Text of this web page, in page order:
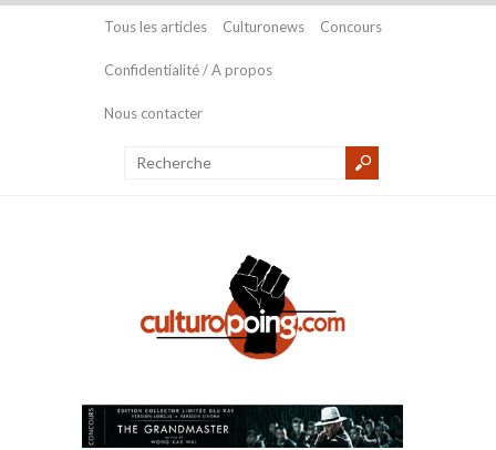
Tous les articles Culturonews Concours
Confidentialité / A propos
Nous contacter